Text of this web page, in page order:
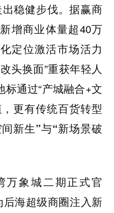
出稳健步伐。据赢商
增商业体量超40万
定位激活市场活力
头换面”重获年轻人
通过“产城融合+文
更有传统百货转型
新生”与“新场景破
万象城二期正式官
后海超级商圈注入新